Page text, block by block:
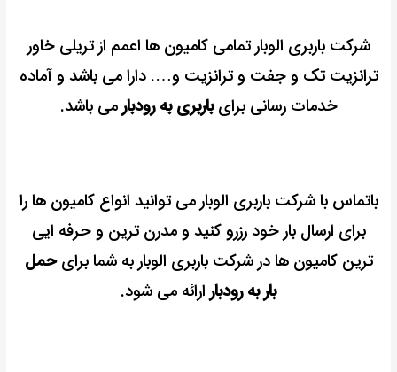
شرکت باربری الوبار تمامی کامیون ها اعمم از تریلی خاور
ترانزیت تک و جفت و ترانزیت و…. دارا می باشد و آماده
خدمات رسانی برایباربری به رودبارمی باشد.
باتماس با شرکت باربری الوبار می توانید انواع کامیون ها را
برای ارسال بار خود رزرو کنید ومدرن ترین و حرفه ایی
ترین کامیون ها در شرکت باربری الوبار به شما برایحمل
بار به رودبارارائه می شود.